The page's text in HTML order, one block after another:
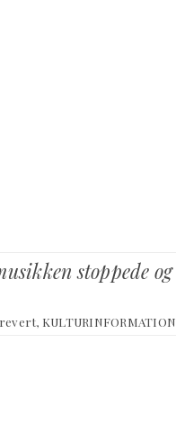
stoppede og
KULTURINFORMATION